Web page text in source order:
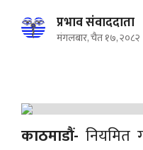
प्रभाव संवाददाता
मंगलबार, चैत १७, २०८२
काठमाडौं- नियमित